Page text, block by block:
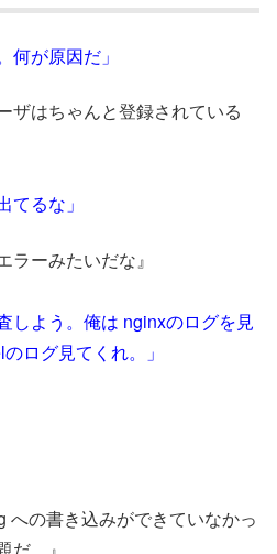
何が原因だ」
ザはちゃんと登録されている
てるな」
ラーみたいだな』
しよう。俺は nginxのログを見
ログ見てくれ。」
の書き込みができていなかっ